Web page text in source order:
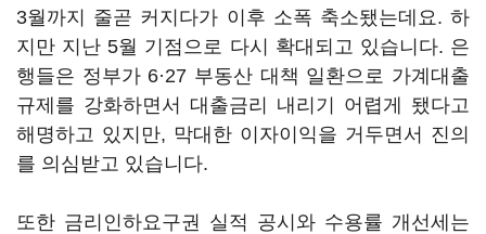
3월까지 줄곧 커지다가 이후 소폭 축소됐는데요. 하
지만 지난 5월 기점으로 다시 확대되고 있습니다. 은
행들은 정부가 6·27 부동산 대책 일환으로 가계대출
규제를 강화하면서 대출금리 내리기 어렵게 됐다고
해명하고 있지만, 막대한 이자이익을 거두면서 진의
를 의심받고 있습니다.
또한 금리인하요구권 실적 공시와 수용률 개선세는